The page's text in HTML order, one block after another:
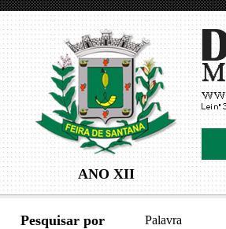
ANO XII
Pesquisar por Palavra